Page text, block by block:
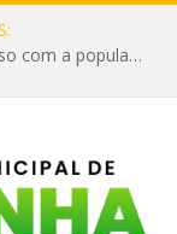
Um símbolo do mandato e do compromisso com a população